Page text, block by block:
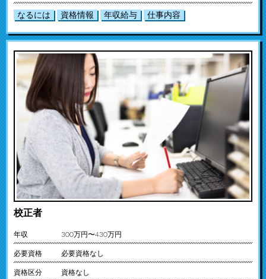
なるには 資格情報 年収給与 仕事内容
校正者
年収 300万円〜430万円
必要資格 必要資格なし
資格区分 資格なし